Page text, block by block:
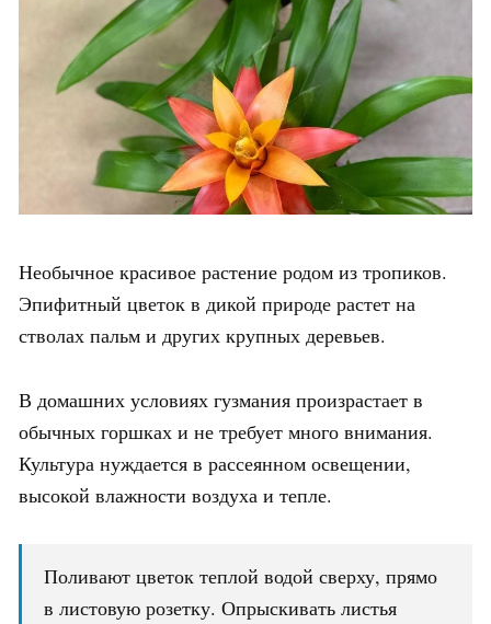
Необычное красивое растение родом из тропиков.
Эпифитный цветок в дикой природе растет на
стволах пальм и других крупных деревьев.
В домашних условиях гузмания произрастает в
обычных горшках и не требует много внимания.
Культура нуждается в рассеянном освещении,
высокой влажности воздуха и тепле.
Поливают цветок теплой водой сверху, прямо
в листовую розетку. Опрыскивать листья